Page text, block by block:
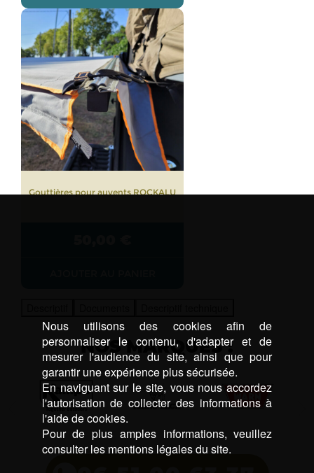
Gouttières pour auvents ROCKALU
NOS MARQUES :
Nous utilisons des cookies afin de
personnaliser le contenu, d'adapter et de
mesurer l'audience du site, ainsi que pour
garantir une expérience plus sécurisée.
En naviguant sur le site, vous nous accordez
l'autorisation de collecter des informations à
l'aide de cookies.
Pour de plus amples informations, veuillez
consulter les mentions légales du site.